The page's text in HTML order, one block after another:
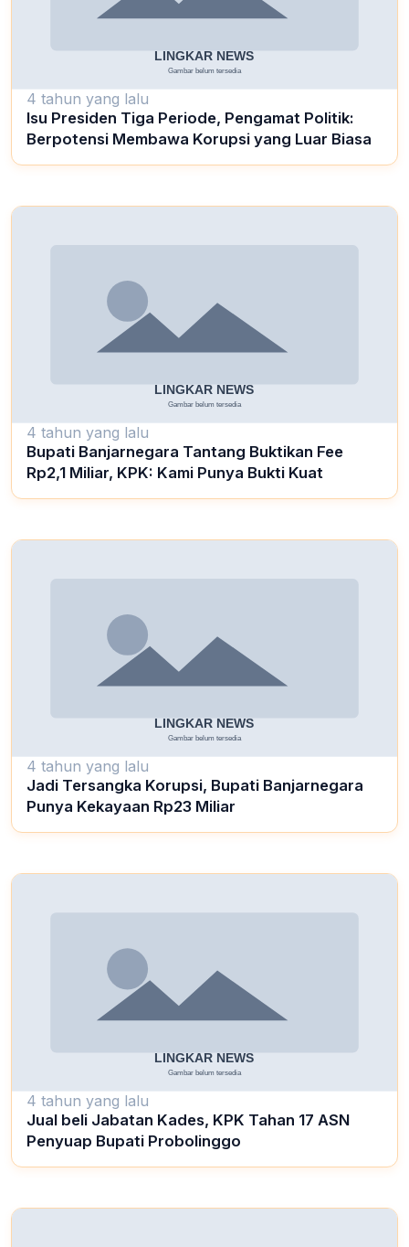
4 tahun yang lalu
Isu Presiden Tiga Periode, Pengamat Politik:
Berpotensi Membawa Korupsi yang Luar Biasa
4 tahun yang lalu
Bupati Banjarnegara Tantang Buktikan Fee
Rp2,1 Miliar, KPK: Kami Punya Bukti Kuat
4 tahun yang lalu
Jadi Tersangka Korupsi, Bupati Banjarnegara
Punya Kekayaan Rp23 Miliar
4 tahun yang lalu
Jual beli Jabatan Kades, KPK Tahan 17 ASN
Penyuap Bupati Probolinggo